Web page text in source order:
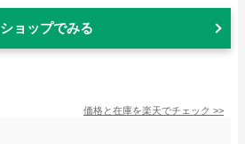
ショップでみる
価格と在庫を楽天でチェック >>